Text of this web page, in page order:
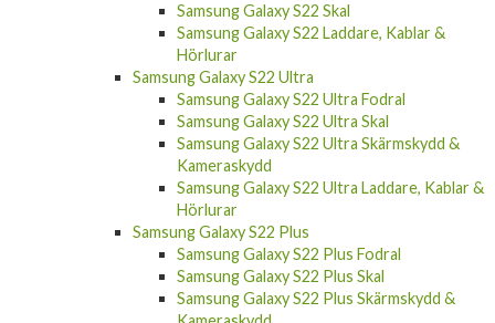
Samsung Galaxy S22 Skal
Samsung Galaxy S22 Laddare, Kablar &
Hörlurar
Samsung Galaxy S22 Ultra
Samsung Galaxy S22 Ultra Fodral
Samsung Galaxy S22 Ultra Skal
Samsung Galaxy S22 Ultra Skärmskydd &
Kameraskydd
Samsung Galaxy S22 Ultra Laddare, Kablar &
Hörlurar
Samsung Galaxy S22 Plus
Samsung Galaxy S22 Plus Fodral
Samsung Galaxy S22 Plus Skal
Samsung Galaxy S22 Plus Skärmskydd &